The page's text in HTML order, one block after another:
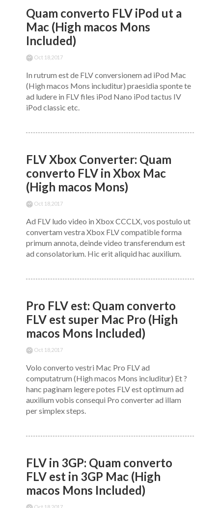
Quam converto FLV iPod ut a
Mac (High macos Mons
Included)
Oct 18,2017
In rutrum est de FLV conversionem ad iPod Mac
(High macos Mons includitur) praesidia sponte te
ad ludere in FLV files iPod Nano iPod tactus IV
iPod classic etc.
FLV Xbox Converter: Quam
converto FLV in Xbox Mac
(High macos Mons)
Oct 18,2017
Ad FLV ludo video in Xbox CCCLX, vos postulo ut
convertam vestra Xbox FLV compatible forma
primum annota, deinde video transferendum est
ad consolatorium. Hic erit aliquid hac auxilium.
Pro FLV est: Quam converto
FLV est super Mac Pro (High
macos Mons Included)
Oct 18,2017
Volo converto vestri Mac Pro FLV ad
computatrum (High macos Mons includitur) Et ?
hanc paginam legere potes FLV est optimum ad
auxilium vobis consequi Pro converter ad illam
per simplex steps.
FLV in 3GP: Quam converto
FLV est in 3GP Mac (High
macos Mons Included)